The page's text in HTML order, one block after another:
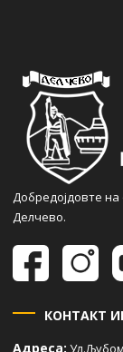
Добредојдовте
Делчево.
КОНТАКТ
Адреса: